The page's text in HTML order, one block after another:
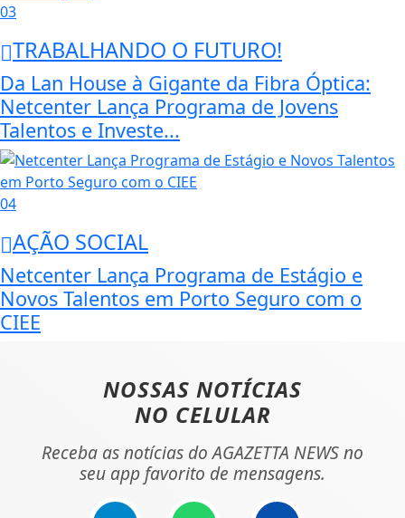
03
TRABALHANDO O FUTURO!
Da Lan House à Gigante da Fibra Óptica:
Netcenter Lança Programa de Jovens
Talentos e Investe...
04
AÇÃO SOCIAL
Netcenter Lança Programa de Estágio e
Novos Talentos em Porto Seguro com o
CIEE
NOSSAS NOTÍCIAS
NO CELULAR
Receba as notícias do AGAZETTA NEWS no
seu app favorito de mensagens.